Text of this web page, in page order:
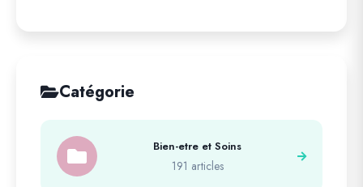
Catégorie
Bien-etre et Soins
191 articles